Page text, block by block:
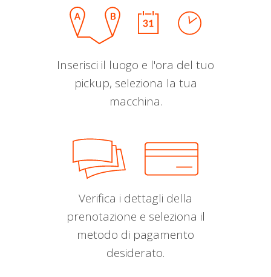
Inserisci il luogo e l'ora del tuo
pickup, seleziona la tua
macchina.
Verifica i dettagli della
prenotazione e seleziona il
metodo di pagamento
desiderato.